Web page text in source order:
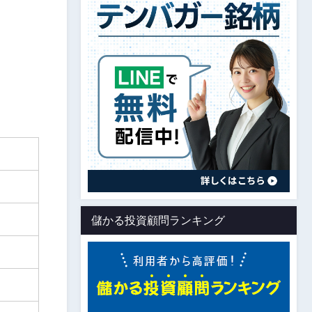
儲かる投資顧問ランキング